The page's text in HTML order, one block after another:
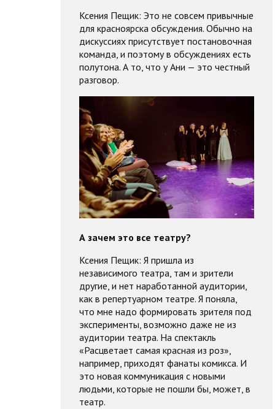
Ксения Пещик: Это не совсем привычные
для красноярска обсуждения. Обычно на
дискуссиях присутствует постановочная
команда, и поэтому в обсуждениях есть
полутона. А то, что у Ани — это честный
разговор.
А зачем это все театру?
Ксения Пещик: Я пришла из
независимого театра, там и зрители
другие, и нет наработанной аудитории,
как в репертуарном театре. Я поняла,
что мне надо формировать зрителя под
эксперименты, возможно даже не из
аудитории театра. На спектакль
«Расцветает самая красная из роз»,
например, приходят фанаты комикса. И
это новая коммуникация с новыми
людьми, которые не пошли бы, может, в
театр.